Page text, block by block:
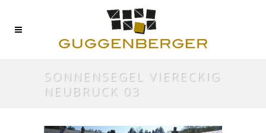
SONNENSEGEL VIERECKIG
NEUBRUCK 03